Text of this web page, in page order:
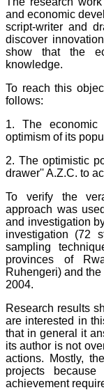
and economic
script-writer and
discover
show that the
knowledge.
To reach this
follows:
1. The economic
optimism of its
2. The optimistic
drawer'' A.Z.C. to
To verify the
approach was
and investigation
investigation (72
sampling
provinces of
Ruhengeri) and
2004.
Research results
are interested in
that in general it
its author is not
actions. Mostly,
projects
achievement